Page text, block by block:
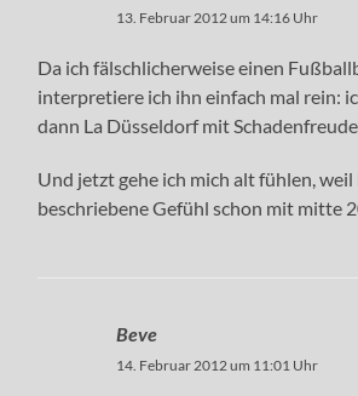
13. Februar 2012 um 14:16 Uhr
Da ich fälschlicherweise einen
interpretiere ich ihn einfach mal rein:
dann La Düsseldorf mit
Und jetzt gehe ich mich alt fühlen,
beschriebene Gefühl schon mit mitte
Beve
14. Februar 2012 um 11:01 Uhr